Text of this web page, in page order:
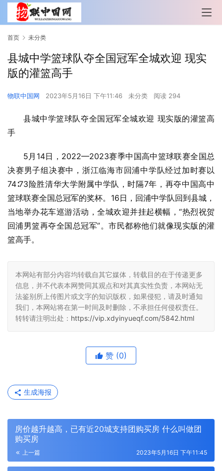
首页 未分类
县城中学篮球队夺全国冠军全城欢迎 现实
版的灌篮高手
物联中国网 2023年5月16日 下午11:46 未分类 阅读 294
县城中学篮球队夺全国冠军全城欢迎 现实版的灌篮高
手
5月14日，2022—2023赛季中国高中篮球联赛全国总
决赛男子组决赛中，浙江临海市回浦中学队经过加时赛以
74∶73险胜清华大学附属中学队，时隔7年，再夺中国高中
篮球联赛全国总冠军的奖杯。16日，回浦中学队回到县城，
当地举办花车巡游活动，全城欢迎并挂起横幅，“热烈祝贺
回浦男篮再夺全国总冠军”。市民都称他们就像现实版的灌
篮高手。
本网站有部分内容均转载自其它媒体，转载目的在于传递更多
信息，并不代表本网赞同其观点和对其真实性负责，本网站无
法鉴别所上传图片或文字的知识版权，如果侵犯，请及时通知
我们，本网站将在第一时间及时删除，不承担任何侵权责任。
转转请注明出处： https://vip.xdyinyueqf.com/5842.html
赞 (0)
生成海报
房价越升越高，已有近20城支持团购买房 什么叫做团
购买房
上一篇 2023年5月16日 下午11:45